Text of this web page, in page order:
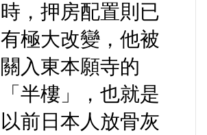
時，押房配置則已
有極大改變，他被
關入東本願寺的
「半樓」，也就是
以前日本人放骨灰